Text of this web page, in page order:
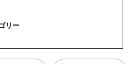
リー